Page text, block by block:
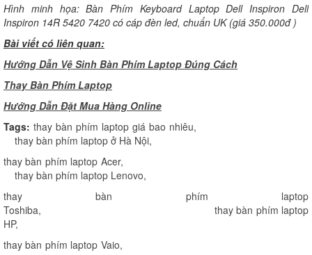
Hình minh họa: Bàn Phím Keyboard Laptop Dell Inspiron Dell
Inspiron 14R 5420 7420 có cáp đèn led, chuẩn UK (giá 350.000đ )
Bài viết có liên quan:
Hướng Dẫn Vệ Sinh Bàn Phím Laptop Đúng Cách
Thay Bàn Phím Laptop
Hướng Dẫn Đặt Mua Hàng Online
Tags: thay bàn phím laptop giá bao nhiêu,
thay bàn phím laptop ở Hà Nội,
thay bàn phím laptop Acer,
thay bàn phím laptop Lenovo,
thay bàn phím laptop
Toshiba,
thay bàn phím laptop
HP,
thay bàn phím laptop Vaio,